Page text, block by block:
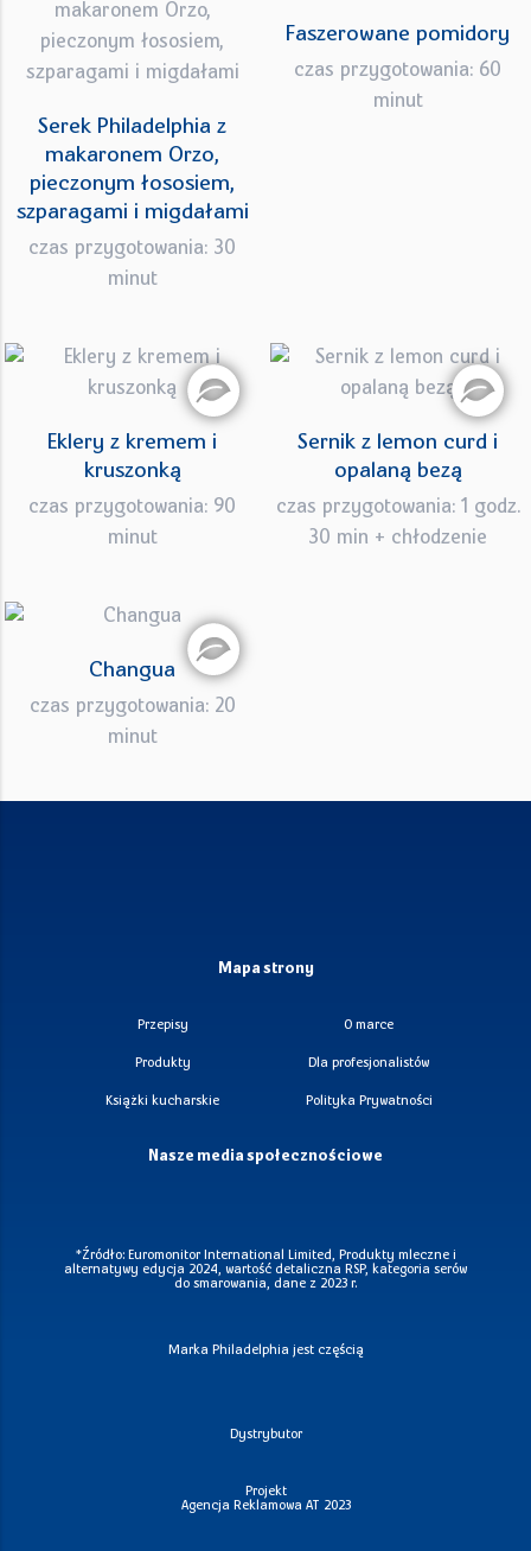
Serek Philadelphia z
makaronem Orzo,
pieczonym łososiem,
szparagami i migdałami
czas przygotowania: 30
minut
Faszerowane pomidory
czas przygotowania: 60
minut
Eklery z kremem i
kruszonką
czas przygotowania: 90
minut
Sernik z lemon curd i
opalaną bezą
czas przygotowania: 1 godz.
30 min + chłodzenie
Changua
czas przygotowania: 20
minut
Mapa strony
Przepisy O marce
Produkty Dla profesjonalistów
Książki kucharskie Polityka Prywatności
Nasze media społecznościowe
*Źródło: Euromonitor International Limited, Produkty mleczne i
alternatywy edycja 2024, wartość detaliczna RSP, kategoria serów
do smarowania, dane z 2023 r.
Marka Philadelphia jest częścią
Dystrybutor
Projekt
Agencja Reklamowa AT
2023